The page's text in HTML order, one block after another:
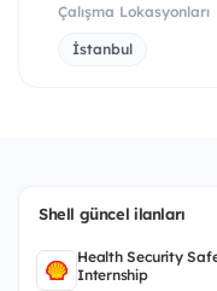
Çalışma Lokasyonları
İstanbul
Shell güncel ilanları
Health Security
Internship